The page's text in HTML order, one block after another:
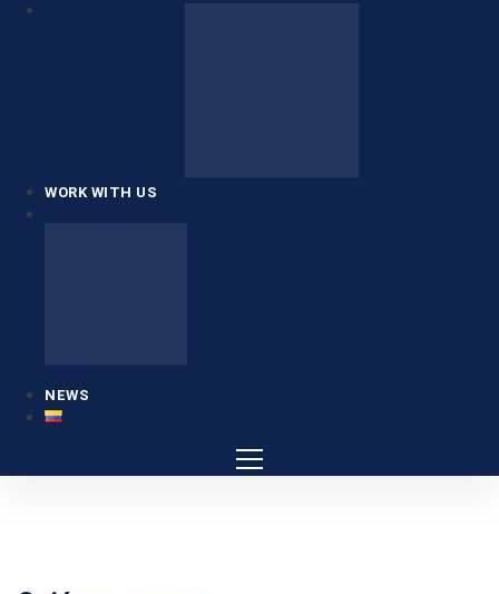
WORK WITH US
NEWS